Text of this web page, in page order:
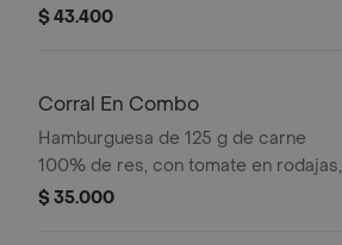
guacamole, fríjol refrito, tomate,
bebida pet
$ 43.400
Corral En Combo
Hamburguesa de 125 g de carne
100% de res, con tomate en rodajas,
cebolla en rodajas, lechuga y salsas
$ 35.000